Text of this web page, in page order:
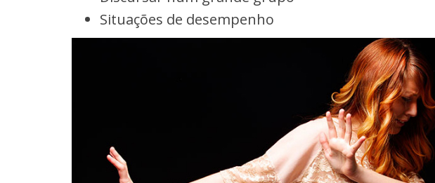
Situações de desempenho